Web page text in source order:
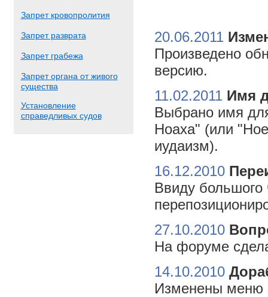
Запрет кровопролития
Запрет разврата
Запрет грабежа
Запрет органа от живого
существа
Установление
справедливых судов
20.06.2011
Произведено
версию.
11.02.2011 Имя
Выбрано имя
Ноаха" (или
иудаизм).
16.12.2010
Ввиду большого
27.10.2010
На форуме
14.10.2010
Изменены меню